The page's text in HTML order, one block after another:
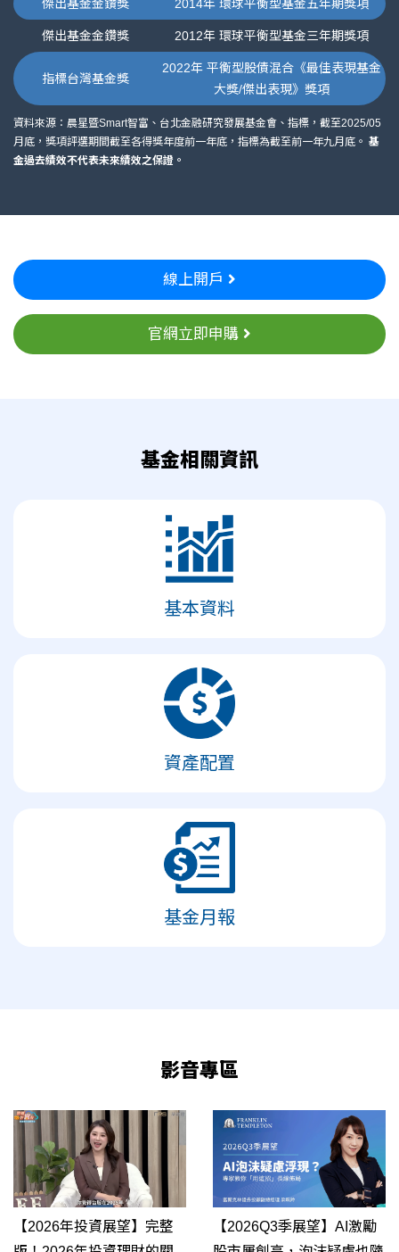
傑出基金金鑽獎 2014年 環球平衡型基金五年期獎項
傑出基金金鑽獎 2012年 環球平衡型基金三年期獎項
指標台灣基金獎
2022年 平衡型股債混合《最佳表現基金
大獎/傑出表現》獎項
資料來源：晨星暨Smart智富、台北金融研究發展基金會、指標，截至2025/05
月底，獎項評選期間截至各得獎年度前一年底，指標為截至前一年九月底。 基
金過去績效不代表未來績效之保證。
線上開戶
官網立即申購
基金相關資訊
基本資料
資產配置
基金月報
影音專區
【2026年投資展望】完整
【2026Q3季展望】AI激勵